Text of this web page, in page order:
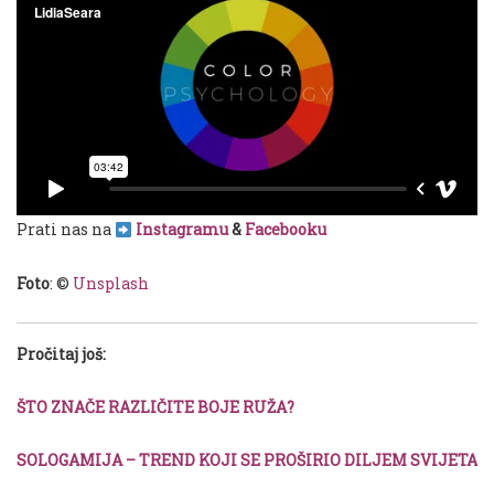
Prati nas na Instagramu& Facebooku
Foto: © Unsplash
Pročitaj još:
ŠTO ZNAČE RAZLIČITE BOJE RUŽA?
SOLOGAMIJA – TREND KOJI SE PROŠIRIO DILJEM SVIJETA